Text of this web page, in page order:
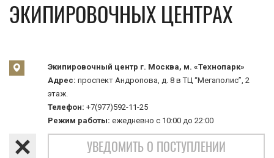
ЭКИПИРОВОЧНЫХ ЦЕНТРАХ
Экипировочный центр г. Москва, м. «Технопарк»
Адрес: проспект Андропова, д. 8 в ТЦ “Мегаполис”, 2
этаж.
Телефон: +7(977)592-11-25
Режим работы: ежедневно с 10:00 до 22:00
УВЕДОМИТЬ О ПОСТУПЛЕНИИ